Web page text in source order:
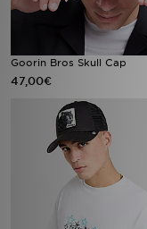
Goorin Bros Skull Cap
47,00€